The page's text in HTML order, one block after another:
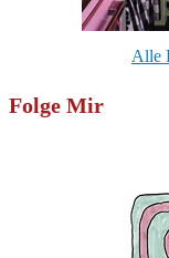
Alle
Folge Mir